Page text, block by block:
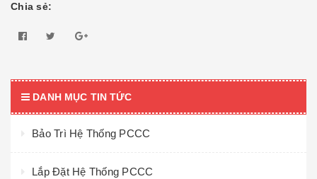
Chia sẻ:
DANH MỤC TIN TỨC
Bảo Trì Hệ Thống PCCC
Lắp Đặt Hệ Thống PCCC